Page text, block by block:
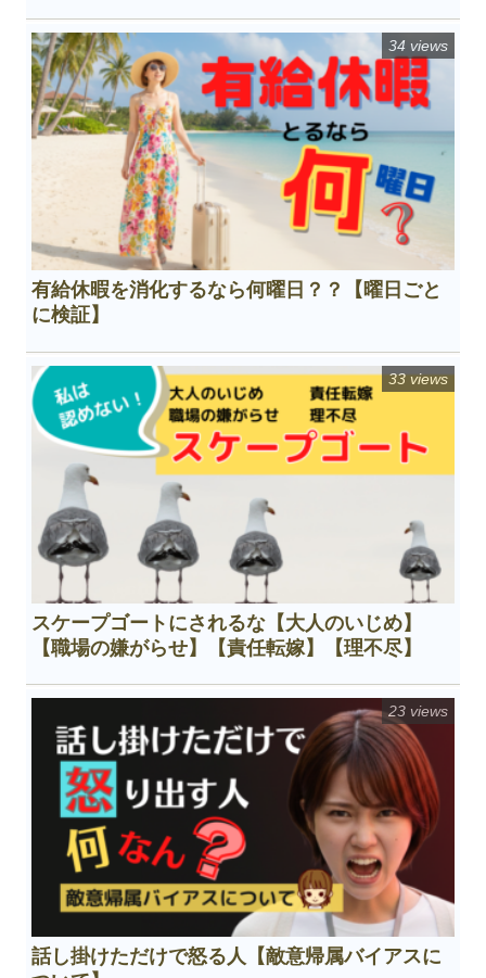
有給休暇を消化するなら何曜日？？【曜日ごと
に検証】
34 views
スケープゴートにされるな【大人のいじめ】
【職場の嫌がらせ】【責任転嫁】【理不尽】
33 views
話し掛けただけで怒る人【敵意帰属バイアスに
23 views